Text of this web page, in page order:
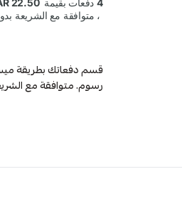
رسوم. متوافقة مع